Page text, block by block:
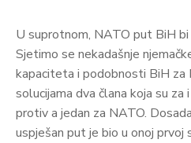
U suprotnom, NATO put BiH
Sjetimo se nekadašnje
kapaciteta i podobnosti BiH za
solucijama dva člana koja su za
protiv a jedan za NATO.
uspješan put je bio u onoj prvoj